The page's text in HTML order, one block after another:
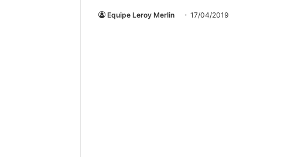
Equipe Leroy Merlin 17/04/2019